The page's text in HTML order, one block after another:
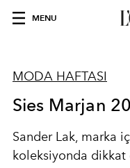
MENU
MODA HAFTASI
Sies Marjan
Sander Lak, marka
koleksiyonda dikkat